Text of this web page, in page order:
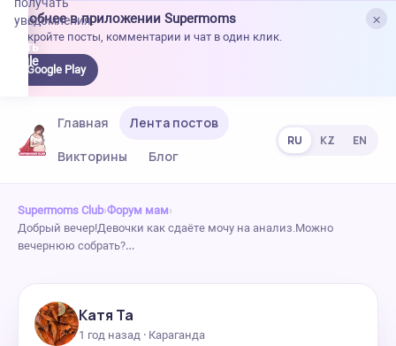
×
Удобнее в приложении Supermoms
Откройте посты, комментарии и чат в один клик.
Google Play
уведомления.
Главная
Лента постов
Викторины
Блог
RU KZ EN
Supermoms Club›Форум мам›
Добрый вечер!Девочки как сдаёте мочу на анализ.Можно
вечернюю собрать?…
Катя Та
1 год назад · Караганда